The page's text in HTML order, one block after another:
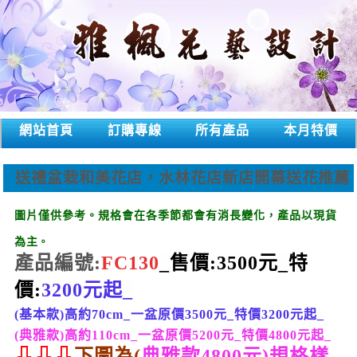
網站首頁 訂購專線 所有產品 本月特價
送禮盆栽和美花店，水林花店新店開幕送花推薦
圖片僅供參考。 規格會在各季節都會有消長變化 ，產品以現貨
為主 。
產品編號:FC130 _售價:3500元_ 特
價:3200元起_
(基本款)高約70cm_ 一盆原價3500元_ 特價3200元起_
(典雅款)高約110cm_ 一盆原價5200元_ 特價4800元起_